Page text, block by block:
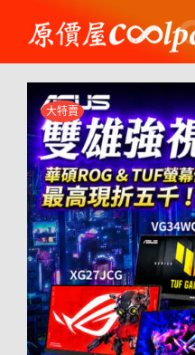
content
大特賣